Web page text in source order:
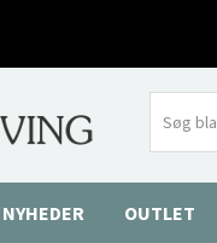
NYHEDER OUTLET